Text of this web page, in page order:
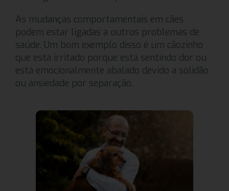
As mudanças comportamentais em cães
podem estar ligadas a outros problemas de
saúde. Um bom exemplo disso é um cãozinho
que está irritado porque está sentindo dor ou
está emocionalmente abalado devido a solidão
ou ansiedade por separação.